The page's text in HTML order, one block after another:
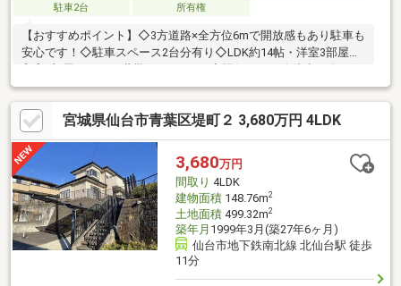
駐車2台
所有権
【おすすめポイント】◇3方道路×全方位6mで開放感もあり駐車も
安心です！◇駐車スペース2台分有り◇LDK約14帖・洋室3部屋・
和室3部屋あり。二世帯住まいにも○◇駅行きバス停徒歩４分の好
アクセス！※内覧ご希望の際は事前予約をお願いいたします。
【所要時間の目安】■現地物件見学（60分～）■物件探しのご相談
（30分～）■資金計画のご相談（45分～）≫他社さま掲載の物
件・未公開物件もご案内可能♪※お客様のご都合に合わせてお時間
調整致します！
宮城県仙台市青葉区堤町２ 3,680万円 4LDK
3,680万円
間取り 4LDK
建物面積148.76m2
土地面積499.32m2
築年月 1999年3月(築27年6ヶ月)
仙台市地下鉄南北線 北仙台駅 徒歩
11分